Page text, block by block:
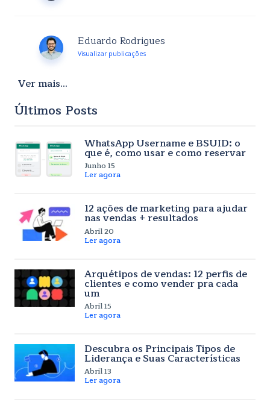
Eduardo Rodrigues
Visualizar publicações
Ver mais...
Últimos Posts
WhatsApp Username e BSUID: o
que é, como usar e como reservar
Junho 15
Ler agora
12 ações de marketing para ajudar
nas vendas + resultados
Abril 20
Ler agora
Arquétipos de vendas: 12 perfis de
clientes e como vender pra cada
um
Abril 15
Ler agora
Descubra os Principais Tipos de
Liderança e Suas Características
Abril 13
Ler agora